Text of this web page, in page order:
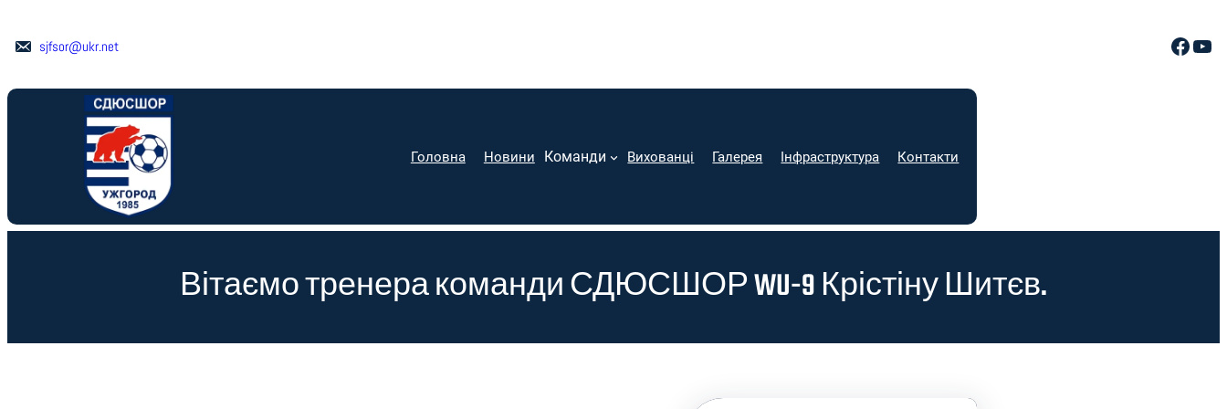
вмістуsjfsor@ukr.net Facebook YouTube
Головна Новини Команди Вихованці Галерея Інфраструктура Контакти
Вітаємо тренера команди СДЮСШОР WU-9 Крістіну Шитєв.